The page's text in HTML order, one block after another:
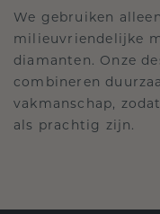
We gebruiken
milieuvriendelijke
diamanten. Onze
combineren
vakmanschap,
als prachtig zijn.